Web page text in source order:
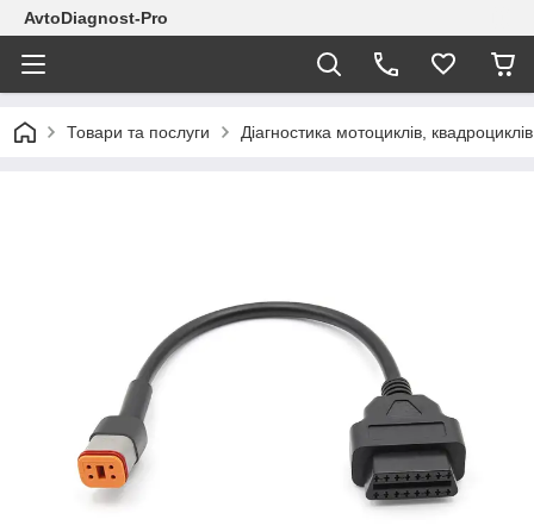
AvtoDiagnost-Pro
Товари та послуги Діагностика мотоциклів,